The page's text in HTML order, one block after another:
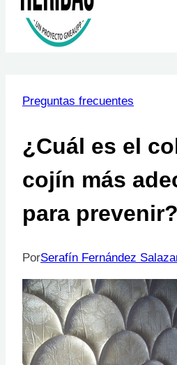
Preguntas frecuentes
¿Cuál es el
cojín más
para prevenir?
PorSerafín Fernández